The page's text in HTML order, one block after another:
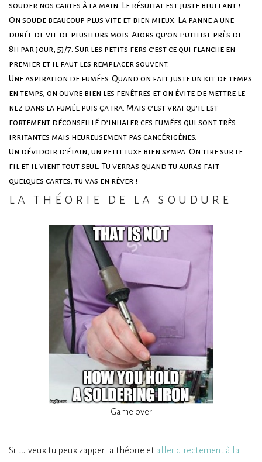
souder nos cartes à la main. Le résultat est juste bluffant !
On soude beaucoup plus vite et bien mieux. La panne a une
durée de vie de plusieurs mois. Alors qu’on l’utilise près de
8h par jour, 5j/7. Sur les petits fers c’est ce qui flanche en
premier et il faut les remplacer souvent.
Une aspiration de fumées. Quand on fait juste un kit de temps
en temps, on ouvre bien les fenêtres et on évite de mettre le
nez dans la fumée puis ça ira. Mais c’est vrai qu’il est
fortement déconseillé d’inhaler ces fumées qui sont très
irritantes mais heureusement pas cancérigènes.
Un dévidoir d’étain, un petit luxe bien sympa. On tire sur le
fil et il vient tout seul. Tu verras quand tu auras fait
quelques cartes, tu vas en rêver !
la théorie de la soudure
Game over
Si tu veux tu peux zapper la théorie et aller directement à la